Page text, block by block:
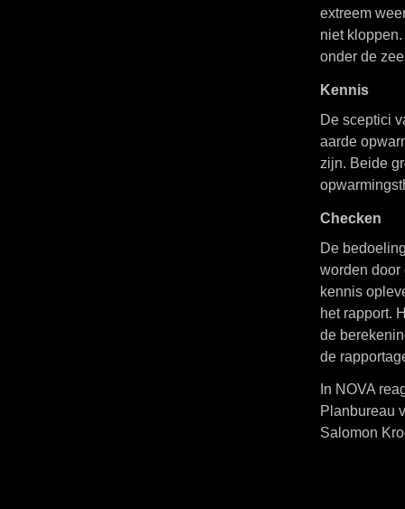
extreem
niet
onder de
Kennis
De sceptici
aarde
zijn. Beide
Checken
De
worden door
kennis
het rapport.
de
de
In NOVA
Planbureau
Salomon